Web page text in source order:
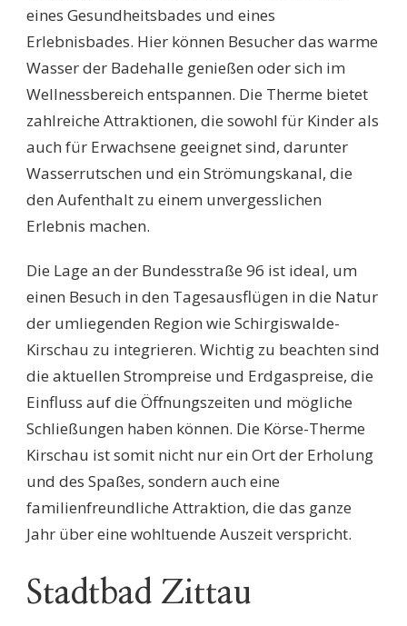
eines Gesundheitsbades und eines
Erlebnisbades. Hier können Besucher das warme
Wasser der Badehalle genießen oder sich im
Wellnessbereich entspannen. Die Therme bietet
zahlreiche Attraktionen, die sowohl für Kinder als
auch für Erwachsene geeignet sind, darunter
Wasserrutschen und ein Strömungskanal, die
den Aufenthalt zu einem unvergesslichen
Erlebnis machen.
Die Lage an der Bundesstraße 96 ist ideal, um
einen Besuch in den Tagesausflügen in die Natur
der umliegenden Region wie Schirgiswalde-
Kirschau zu integrieren. Wichtig zu beachten sind
die aktuellen Strompreise und Erdgaspreise, die
Einfluss auf die Öffnungszeiten und mögliche
Schließungen haben können. Die Körse-Therme
Kirschau ist somit nicht nur ein Ort der Erholung
und des Spaßes, sondern auch eine
familienfreundliche Attraktion, die das ganze
Jahr über eine wohltuende Auszeit verspricht.
Stadtbad Zittau